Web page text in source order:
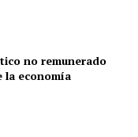
no remunerado
la economía